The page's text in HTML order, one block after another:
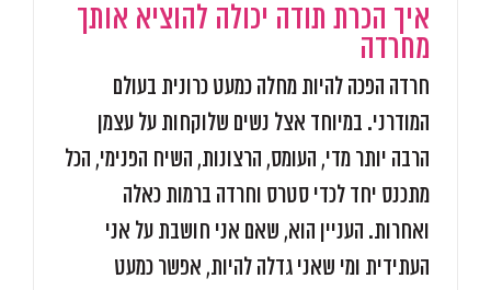
איך הכרת תודה יכולה להוציא אותך
מחרדה
חרדה הפכה להיות מחלה כמעט כרונית בעולם
המודרני. במיוחד אצל נשים שלוקחות על עצמן
הרבה יותר מדי, העומס, הרצונות, השיח הפנימי, הכל
מתכנס יחד לכדי סטרס וחרדה ברמות כאלה
ואחרות. העניין הוא, שאם אני חושבת על אני
העתידית ומי שאני גדלה להיות, אפשר כמעט